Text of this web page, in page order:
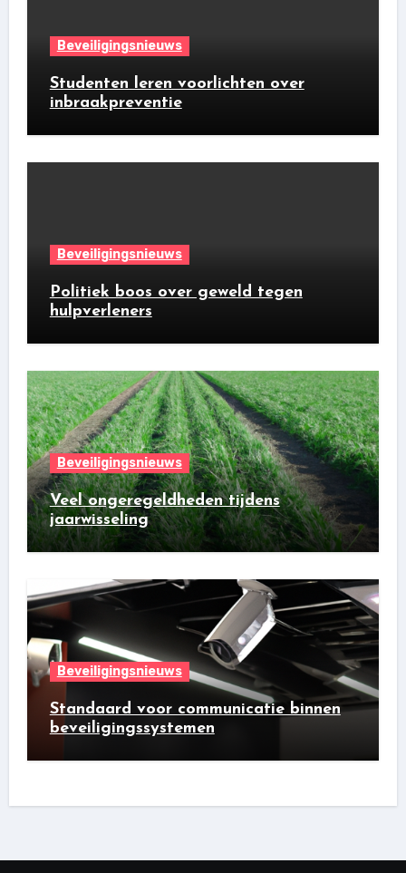
Beveiligingsnieuws
Studenten leren voorlichten over
inbraakpreventie
Beveiligingsnieuws
Politiek boos over geweld tegen
hulpverleners
Beveiligingsnieuws
Veel ongeregeldheden tijdens
jaarwisseling
Beveiligingsnieuws
Standaard voor communicatie binnen
beveiligingssystemen